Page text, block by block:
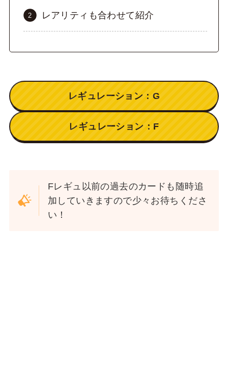
レアリティも合わせて紹介
レギュレーション：G
レギュレーション：F
Fレギュ以前の過去のカードも随時追
加していきますので少々お待ちくださ
い！